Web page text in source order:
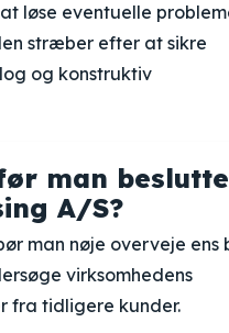
løse eventuelle
stræber efter at sikre
og konstruktiv
man
A/S?
man nøje overveje ens
virksomhedens
fra tidligere kunder.